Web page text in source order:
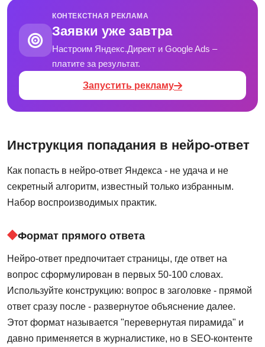
КОНТЕКСТНАЯ РЕКЛАМА
Заявки уже завтра
Настроим Яндекс.Директ и Google Ads –
платите за результат.
Запустить рекламу
Инструкция попадания в нейро-ответ
Как попасть в нейро-ответ Яндекса - не удача и не
секретный алгоритм, известный только избранным.
Набор воспроизводимых практик.
Формат прямого ответа
Нейро-ответ предпочитает страницы, где ответ на
вопрос сформулирован в первых 50-100 словах.
Используйте конструкцию: вопрос в заголовке - прямой
ответ сразу после - развернутое объяснение далее.
Этот формат называется "перевернутая пирамида" и
давно применяется в журналистике, но в SEO-контенте